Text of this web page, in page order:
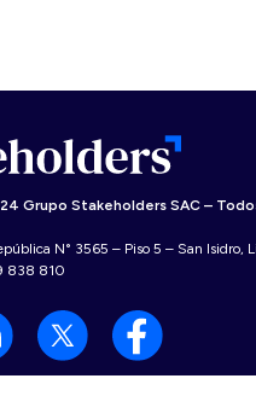
Grupo Stakeholders SAC –
N° 3565 – Piso 5 – San Isidro,
838 810